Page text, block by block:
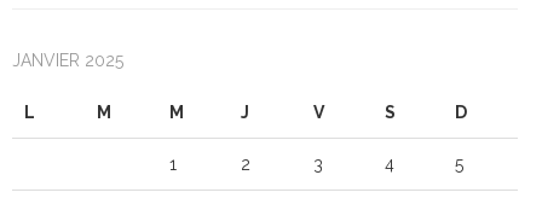
JANVIER 2025
L M M J V S D
1 2 3 4 5